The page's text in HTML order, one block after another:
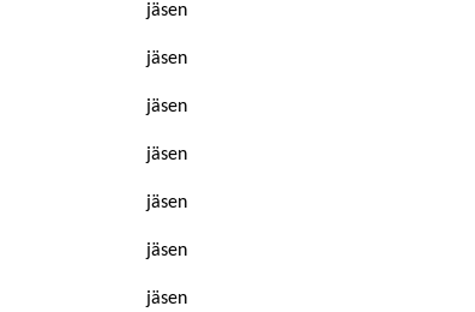
jäsen
jäsen
jäsen
jäsen
jäsen
jäsen
jäsen